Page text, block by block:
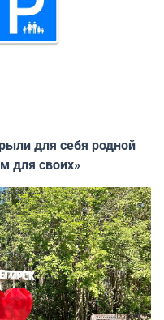
для себя родной
для своих»